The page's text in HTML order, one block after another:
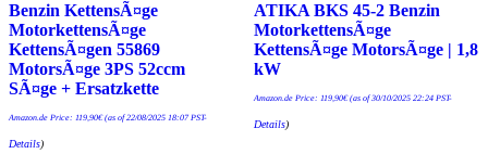
Benzin KettensÃ¤ge
MotorkettensÃ¤ge
KettensÃ¤gen 55869
MotorsÃ¤ge 3PS 52ccm
SÃ¤ge + Ersatzkette
Amazon.de Price: 119,90€(as of 22/08/2025 18:07 PST-
Details)
ATIKA BKS 45-2 Benzin
MotorkettensÃ¤ge
KettensÃ¤ge MotorsÃ¤ge | 1,8
kW
Amazon.de Price: 119,90€(as of 30/10/2025 22:24 PST-
Details)